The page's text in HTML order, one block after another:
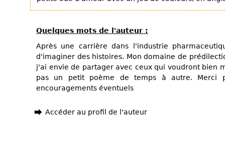
Quelques mots de l'auteur :
Après une carrière dans l'industrie
d'imaginer des histoires. Mon domaine de
j'ai envie de partager avec ceux qui voudront bien
pas un petit poème de temps à autre. Merci
encouragements éventuels
Accéder au profil de l'auteur